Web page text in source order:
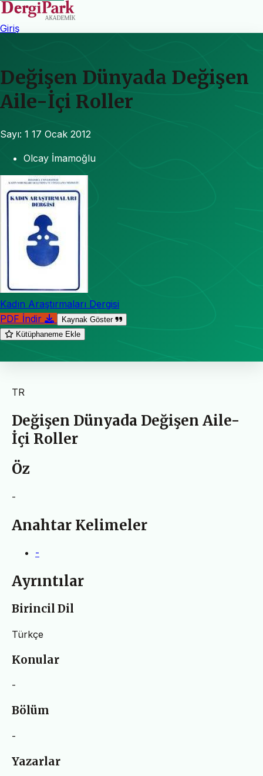
Giriş
Değişen Dünyada Değişen
Aile-İçi Roller
Sayı: 1 17 Ocak 2012
Olcay İmamoğlu
Kadın Araştırmaları Dergisi
PDF İndir
Kaynak Göster
Kütüphaneme Ekle
TR
Değişen Dünyada Değişen Aile-
İçi Roller
Öz
-
Anahtar Kelimeler
-
Ayrıntılar
Birincil Dil
Türkçe
Konular
-
Bölüm
-
Yazarlar